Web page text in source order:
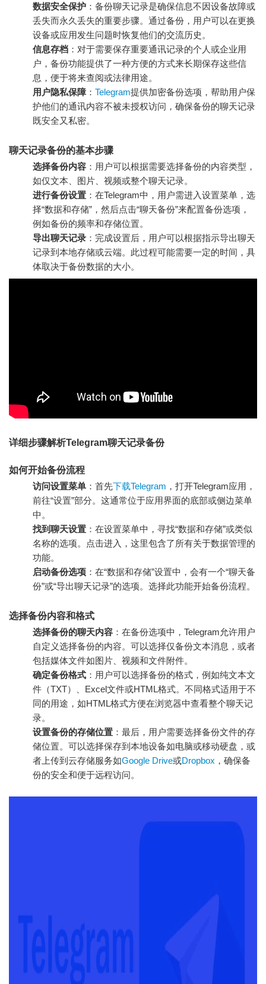
数据安全保护 ：备份聊天记录是确保信息不因设备故障或
丢失而永久丢失的重要步骤。通过备份，用户可以在更换
设备或应用发生问题时恢复他们的交流历史。
信息存档 ：对于需要保存重要通讯记录的个人或企业用
户，备份功能提供了一种方便的方式来长期保存这些信
息，便于将来查阅或法律用途。
用户隐私保障 ： Telegram提供加密备份选项，帮助用户保
护他们的通讯内容不被未授权访问，确保备份的聊天记录
既安全又私密。
聊天记录备份的基本步骤
选择备份内容 ：用户可以根据需要选择备份的内容类型，
如仅文本、图片、视频或整个聊天记录。
进行备份设置 ：在Telegram中，用户需进入设置菜单，选
择“数据和存储”，然后点击“聊天备份”来配置备份选项，
例如备份的频率和存储位置。
导出聊天记录 ：完成设置后，用户可以根据指示导出聊天
记录到本地存储或云端。此过程可能需要一定的时间，具
体取决于备份数据的大小。
详细步骤解析Telegram聊天记录备份
如何开始备份流程
访问设置菜单 ：首先下载Telegram ，打开Telegram应用，
前往“设置”部分。这通常位于应用界面的底部或侧边菜单
中。
找到聊天设置 ：在设置菜单中，寻找“数据和存储”或类似
名称的选项。点击进入，这里包含了所有关于数据管理的
功能。
启动备份选项 ：在“数据和存储”设置中，会有一个“聊天备
份”或“导出聊天记录”的选项。选择此功能开始备份流程。
选择备份内容和格式
选择备份的聊天内容 ：在备份选项中，Telegram允许用户
自定义选择备份的内容。可以选择仅备份文本消息，或者
包括媒体文件如图片、视频和文件附件。
确定备份格式 ：用户可以选择备份的格式，例如纯文本文
件（TXT）、Excel文件或HTML格式。不同格式适用于不
同的用途，如HTML格式方便在浏览器中查看整个聊天记
录。
设置备份的存储位置 ：最后，用户需要选择备份文件的存
储位置。可以选择保存到本地设备如电脑或移动硬盘，或
者上传到云存储服务如Google Drive或Dropbox ，确保备
份的安全和便于远程访问。